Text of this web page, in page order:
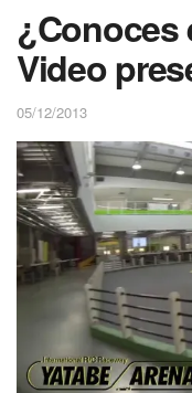
¿Conoces
Video
05/12/2013